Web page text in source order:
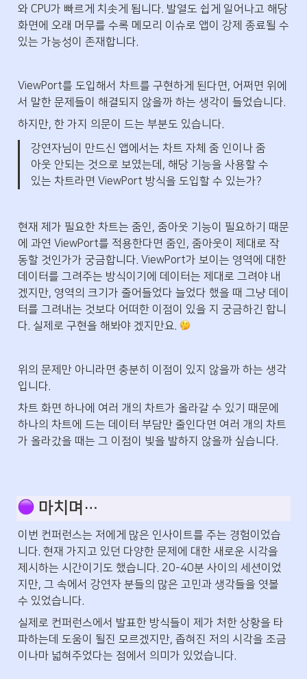
와 CPU가 빠르게 치솟게 됩니다. 발열도 쉽게 일어나고 해당
화면에 오래 머무를 수록 메모리 이슈로 앱이 강제 종료될 수
있는 가능성이 존재합니다.
ViewPort를 도입해서 차트를 구현하게 된다면, 어쩌면 위에
서 말한 문제들이 해결되지 않을까 하는 생각이 들었습니다.
하지만, 한 가지 의문이 드는 부분도 있습니다.
강연자님이 만드신 앱에서는 차트 자체 줌 인이나 줌
아웃 안되는 것으로 보였는데, 해당 기능을 사용할 수
있는 차트라면 ViewPort 방식을 도입할 수 있는가?
현재 제가 필요한 차트는 줌인, 줌아웃 기능이 필요하기 때문
에 과연 ViewPort를 적용한다면 줌인, 줌아웃이 제대로 작
동할 것인가가 궁금합니다. ViewPort가 보이는 영역에 대한
데이터를 그려주는 방식이기에 데이터는 제대로 그려야 내
겠지만, 영역의 크기가 줄어들었다 늘었다 했을 때 그냥 데이
터를 그려내는 것보다 어떠한 이점이 있을 지 궁금하긴 합니
다. 실제로 구현을 해봐야 겠지만요.
위의 문제만 아니라면 충분히 이점이 있지 않을까 하는 생각
입니다.
차트 화면 하나에 여러 개의 차트가 올라갈 수 있기 때문에
하나의 차트에 드는 데이터 부담만 줄인다면 여러 개의 차트
가 올라갔을 때는 그 이점이 빛을 발하지 않을까 싶습니다.
마치며…
이번 컨퍼런스는 저에게 많은 인사이트를 주는 경험이었습
니다. 현재 가지고 있던 다양한 문제에 대한 새로운 시각을
제시하는 시간이기도 했습니다. 20-40분 사이의 세션이었
지만, 그 속에서 강연자 분들의 많은 고민과 생각들을 엿볼
수 있었습니다.
실제로 컨퍼런스에서 발표한 방식들이 제가 처한 상황을 타
파하는데 도움이 될진 모르겠지만, 좁혀진 저의 시각을 조금
이나마 넓혀주었다는 점에서 의미가 있었습니다.